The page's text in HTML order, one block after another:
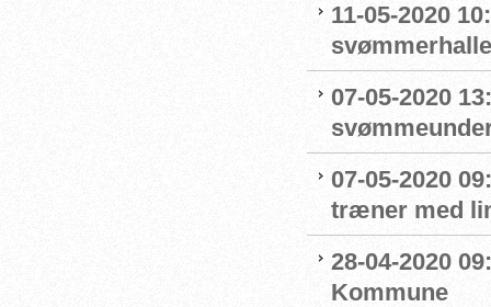
11-05-2020
07-05-2020
07-05-2020
træner med
28-04-2020
Kommune